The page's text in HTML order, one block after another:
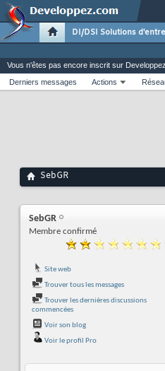
DI/DSI Solutions
Vous n'êtes pas encore inscrit sur
Derniers messages
Actions
SebGR
SebGR
Membre confirmé
Site web
Trouver tous les messages
Trouver les dernières discussions
commencées
Voir son blog
Voir le profil Pro